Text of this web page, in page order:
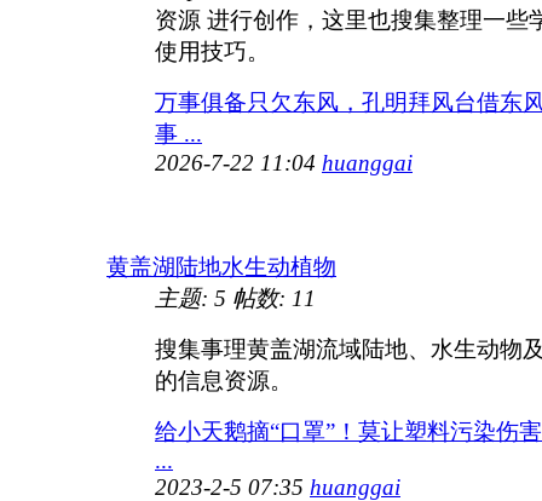
资源 进行创作，这里也搜集整理一些
使用技巧。
万事俱备只欠东风，孔明拜风台借东
事 ...
2026-7-22 11:04 huanggai
黄盖湖陆地水生动植物
主题: 5 帖数: 11
搜集事理黄盖湖流域陆地、水生动物
的信息资源。
给小天鹅摘“口罩”！莫让塑料污染伤
...
2023-2-5 07:35 huanggai